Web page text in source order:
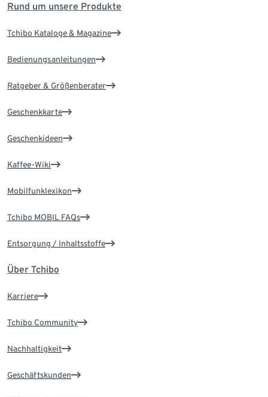
Rund um unsere Produkte
Tchibo Kataloge & Magazine
Bedienungsanleitungen
Ratgeber & Größenberater
Geschenkkarte
Geschenkideen
Kaffee-Wiki
Mobilfunklexikon
Tchibo MOBIL FAQs
Entsorgung / Inhaltsstoffe
Über Tchibo
Karriere
Tchibo Community
Nachhaltigkeit
Geschäftskunden